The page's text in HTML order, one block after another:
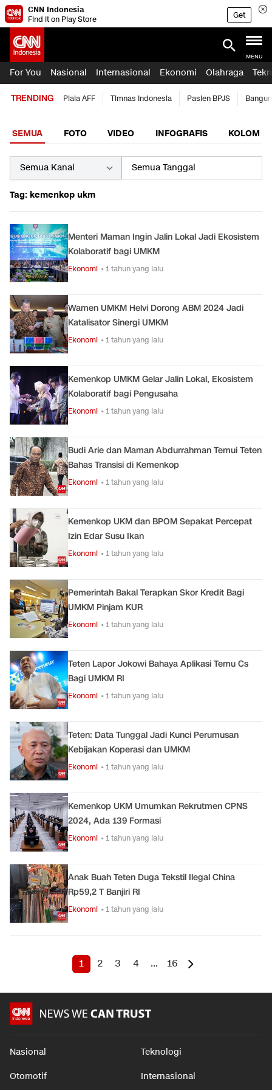
CNN Indonesia
Find it on Play Store
Get
MENU
For You Nasional Internasional Ekonomi Olahraga
TRENDING Piala AFF Timnas Indonesia Pasien BPJS
SEMUA FOTO VIDEO INFOGRAFIS KOLOM
Tag: kemenkop ukm
Menteri Maman Ingin Jalin Lokal Jadi Ekosistem
Kolaboratif bagi UMKM
Ekonomi • 1 tahun yang lalu
Wamen UMKM Helvi Dorong ABM 2024 Jadi
Katalisator Sinergi UMKM
Ekonomi • 1 tahun yang lalu
Kemenkop UMKM Gelar Jalin Lokal, Ekosistem
Kolaboratif bagi Pengusaha
Ekonomi • 1 tahun yang lalu
Budi Arie dan Maman Abdurrahman Temui Teten
Bahas Transisi di Kemenkop
Ekonomi • 1 tahun yang lalu
Kemenkop UKM dan BPOM Sepakat Percepat
Izin Edar Susu Ikan
Ekonomi • 1 tahun yang lalu
Pemerintah Bakal Terapkan Skor Kredit Bagi
UMKM Pinjam KUR
Ekonomi • 1 tahun yang lalu
Teten Lapor Jokowi Bahaya Aplikasi Temu Cs
Bagi UMKM RI
Ekonomi • 1 tahun yang lalu
Teten: Data Tunggal Jadi Kunci Perumusan
Kebijakan Koperasi dan UMKM
Ekonomi • 1 tahun yang lalu
Kemenkop UKM Umumkan Rekrutmen CPNS
2024, Ada 139 Formasi
Ekonomi • 1 tahun yang lalu
Anak Buah Teten Duga Tekstil Ilegal China
Rp59,2 T Banjiri RI
Ekonomi • 1 tahun yang lalu
1 2 3 4 ... 16
Nasional Teknologi
Otomotif Internasional